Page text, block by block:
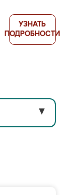
УЗНАТЬ
ПОДРОБНОСТИ
▼